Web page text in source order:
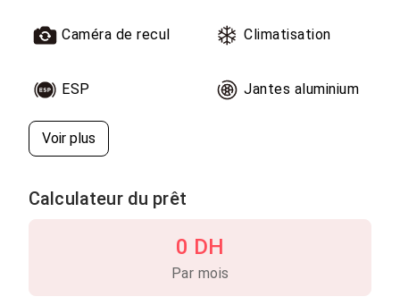
Caméra de recul Climatisation
ESP Jantes aluminium
Voir plus
Calculateur du prêt
0 DH
Par mois